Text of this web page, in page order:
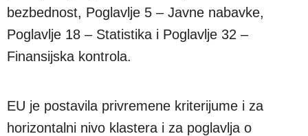
bezbednost, Poglavlje 5 – Javne nabavke,
Poglavlje 18 – Statistika i Poglavlje 32 –
Finansijska kontrola.
EU je postavila privremene kriterijume i za
horizontalni nivo klastera i za poglavlja o